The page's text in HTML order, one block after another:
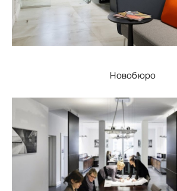
Новобюро